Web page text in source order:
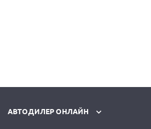
АВТОДИЛЕР ОНЛАЙН